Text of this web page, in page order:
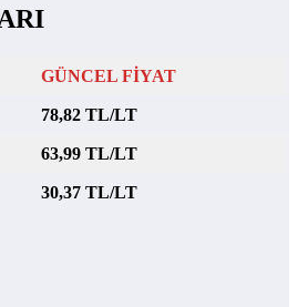
GÜNCEL FİYAT
78,82 TL/LT
63,99 TL/LT
30,37 TL/LT